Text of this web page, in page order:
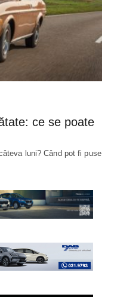
ce se poate
luni? Când pot fi puse